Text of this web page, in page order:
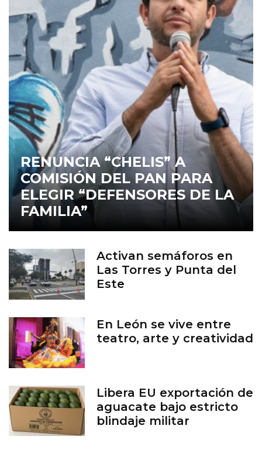
RENUNCIA “CHELIS” A
COMISIÓN DEL PAN PARA
ELEGIR “DEFENSORES DE LA
FAMILIA”
Activan semáforos en
Las Torres y Punta del
Este
En León se vive entre
teatro, arte y creatividad
Libera EU exportación de
aguacate bajo estricto
blindaje militar